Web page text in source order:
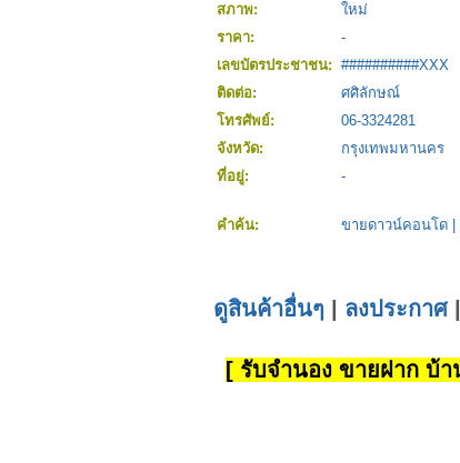
สภาพ:
ใหม่
ราคา:
-
เลขบัตรประชาชน: ##########XXX
ติดต่อ:
ศศิลักษณ์
โทรศัพย์:
06-3324281
จังหวัด:
กรุงเทพมหานคร
ที่อยู่:
-
คำค้น: ขายดาวน์คอนโด
ดูสินค้าอื่นๆ ลงประกาศ|
[ รับจำนอง ขายฝาก บ้า